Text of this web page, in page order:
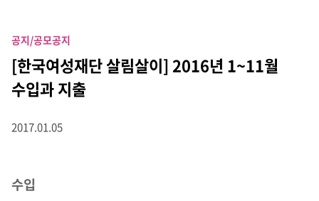
공지/공모공지
[한국여성재단 살림살이] 2016년 1~11월
수입과 지출
2017.01.05
수입